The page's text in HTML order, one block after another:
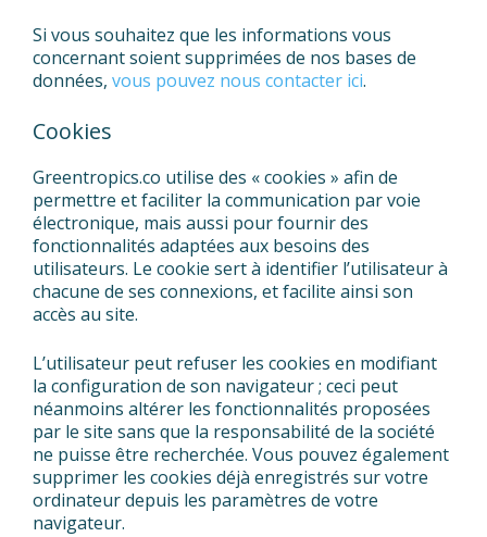
Si vous souhaitez que les informations vous
concernant soient supprimées de nos bases de
données, vous pouvez nous contacter ici.
Cookies
Greentropics.co utilise des « cookies » afin de
permettre et faciliter la communication par voie
électronique, mais aussi pour fournir des
fonctionnalités adaptées aux besoins des
utilisateurs. Le cookie sert à identifier l’utilisateur à
chacune de ses connexions, et facilite ainsi son
accès au site.
L’utilisateur peut refuser les cookies en modifiant
la configuration de son navigateur ; ceci peut
néanmoins altérer les fonctionnalités proposées
par le site sans que la responsabilité de la société
ne puisse être recherchée. Vous pouvez également
supprimer les cookies déjà enregistrés sur votre
ordinateur depuis les paramètres de votre
navigateur.